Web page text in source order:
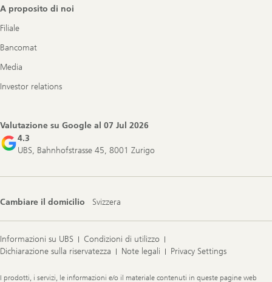
A proposito di noi
Filiale
Bancomat
Media
Investor relations
Valutazione su Google al 07 Jul 2026
4.3
UBS, Bahnhofstrasse 45, 8001 Zurigo
Cambiare il domicilio Svizzera
Informazioni su UBS
Condizioni di utilizzo
Dichiarazione sulla riservatezza
Note legali Privacy Settings
Legal
I prodotti, i servizi, le informazioni e/o il materiale contenuti in queste pagine web